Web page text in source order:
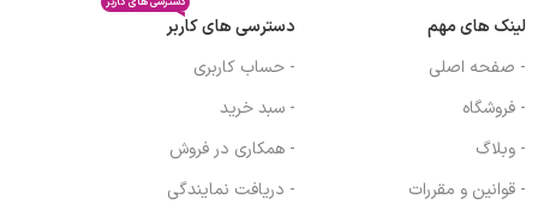
لینک های مهم
- صفحه اصلی
- فروشگاه
- وبلاگ
- قوانین و مقررات
دسترسی های کاربر
- حساب کاربری
- سبد خرید
- همکاری در فروش
- دریافت نمایندگی